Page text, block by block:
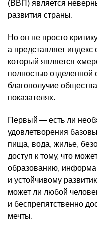
(ВВП) является
развития страны.
Но он не просто
а представляет индекс
который является
полностью
благополучие
показателях.
Первый — есть ли
удовлетворения
пища, вода, жилье,
доступ к тому, что
образованию,
и устойчивому
может ли любой
и беспрепятственно
мечты.